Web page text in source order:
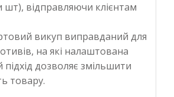
шт), відправляючи клієнтам
викуп виправданий для
на які налаштована
дозволяє змільшити
товару.